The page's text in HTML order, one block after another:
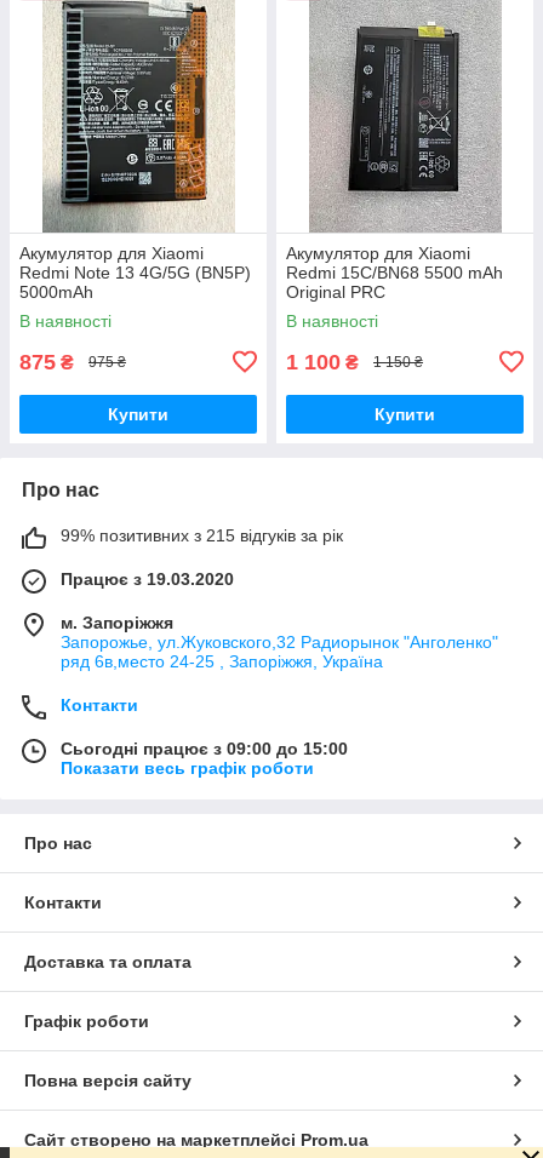
Акумулятор для Xiaomi
Redmi Note 13 4G/5G (BN5P)
5000mAh
В наявності
875 ₴ 975 ₴
Купити
Акумулятор для Xiaomi
Redmi 15C/BN68 5500 mAh
Original PRC
В наявності
1 100 ₴ 1 150 ₴
Купити
Про нас
99% позитивних з 215 відгуків за рік
Працює з 19.03.2020
м. Запоріжжя
Запорожье, ул.Жуковского,32 Радиорынок "Анголенко"
ряд 6в,место 24-25 , Запоріжжя, Україна
Контакти
Сьогодні працює з 09:00 до 15:00
Показати весь графік роботи
Про нас
Контакти
Доставка та оплата
Графік роботи
Повна версія сайту
Сайт створено на маркетплейсі Prom.ua